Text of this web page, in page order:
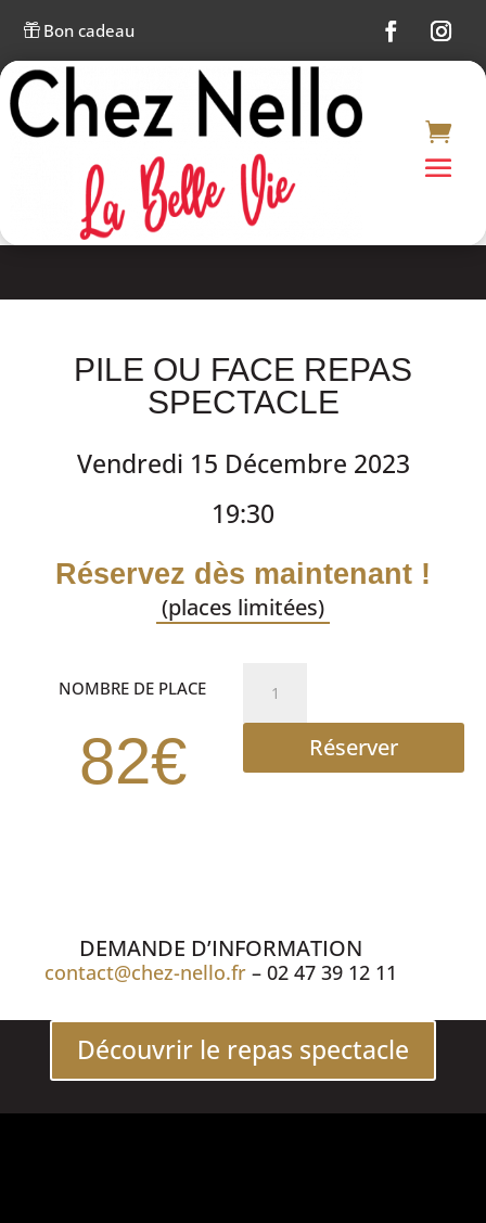
Bon cadeau
PILE OU FACE REPAS
SPECTACLE
Vendredi 15 Décembre 2023
19:30
Réservez dès maintenant !
(places limitées)
NOMBRE DE PLACE
82€
PILE
FACE
Réserver
DEMANDE D’INFORMATION
contact@chez-nello.fr – 02 47 39 12 11
Découvrir le repas spectacle